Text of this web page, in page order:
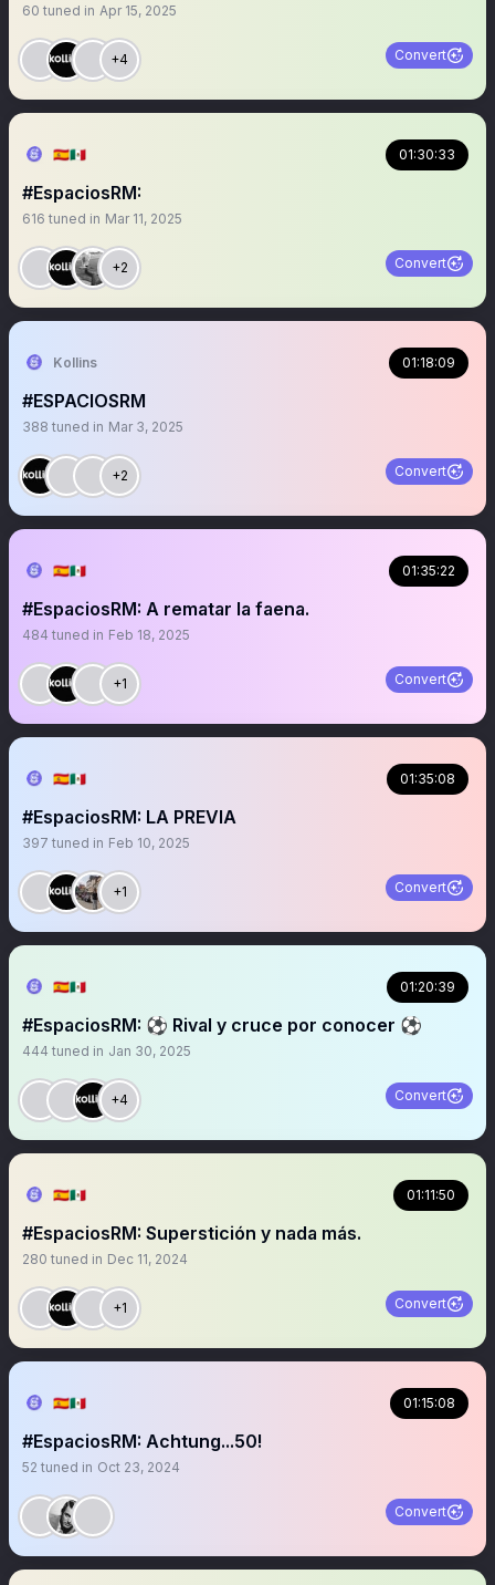
60 tuned in Apr 15, 2025
+4 Convert
🇪🇦🇲🇽 01:30:33
#EspaciosRM:
616 tuned in Mar 11, 2025
+2 Convert
Kollins 01:18:09
#ESPACIOSRM
388 tuned in Mar 3, 2025
+2 Convert
🇪🇦🇲🇽 01:35:22
#EspaciosRM: A rematar la faena.
484 tuned in Feb 18, 2025
+1 Convert
🇪🇦🇲🇽 01:35:08
#EspaciosRM: LA PREVIA
397 tuned in Feb 10, 2025
+1 Convert
🇪🇦🇲🇽 01:20:39
#EspaciosRM: ⚽ Rival y cruce por conocer ⚽
444 tuned in Jan 30, 2025
+4 Convert
🇪🇦🇲🇽 01:11:50
#EspaciosRM: Superstición y nada más.
280 tuned in Dec 11, 2024
+1 Convert
🇪🇦🇲🇽 01:15:08
#EspaciosRM: Achtung...50!
52 tuned in Oct 23, 2024
Convert